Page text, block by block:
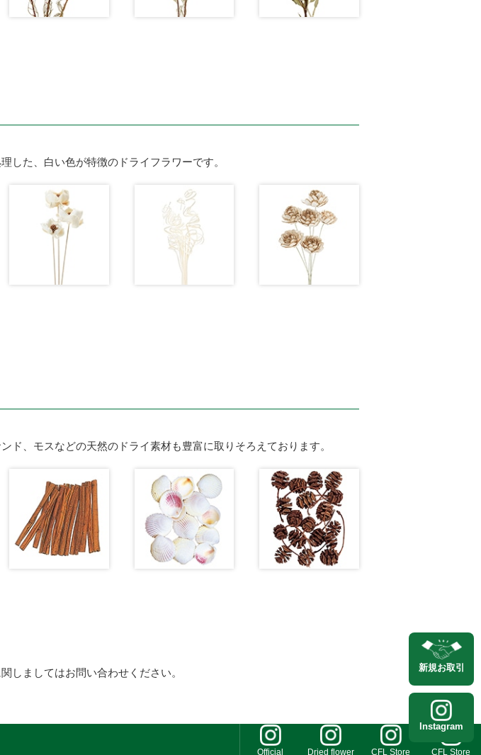
した、白い色が特徴のドライフラワーです。
ド、モスなどの天然のドライ素材も豊富に取りそろえております。
しましてはお問い合わせください。 新規お取引
Instagram
Official Dried flower CFL Store CFL Store